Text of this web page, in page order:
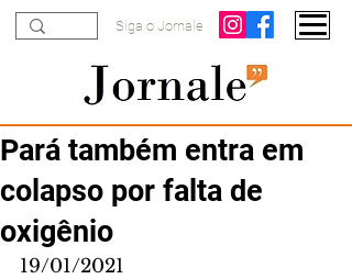
Siga o Jornale
Pará também entra em
colapso por falta de
oxigênio
19/01/2021